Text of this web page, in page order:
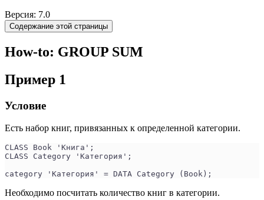
Версия: 7.0
Содержание этой страницы
How-to: GROUP SUM
Пример 1
Условие
Есть набор книг, привязанных к определенной категории.
CLASS Book 'Книга';
CLASS Category 'Категория';
category 'Категория' = DATA Category (Book);
Необходимо посчитать количество книг в категории.